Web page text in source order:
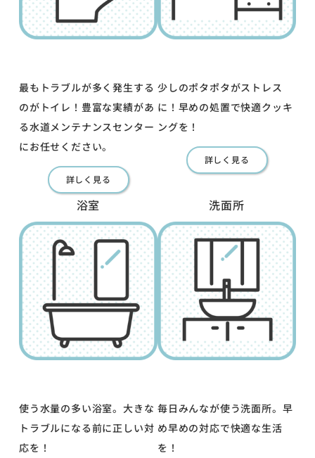
最もトラブルが多く発生する
のがトイレ！豊富な実績があ
る水道メンテナンスセンター
にお任せください。
詳しく見る
少しのポタポタがストレス
に！早めの処置で快適クッキ
ングを！
詳しく見る
浴室
使う水量の多い浴室。大きな
トラブルになる前に正しい対
応を！
洗面所
毎日みんなが使う洗面所。早
め早めの対応で快適な生活
を！